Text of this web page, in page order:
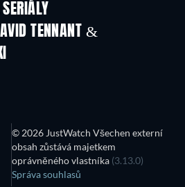
TENNANT &
© 2026 JustWatch Všechen externí
obsah zůstává majetkem
oprávněného vlastníka (3.13.0)
Správa souhlasů